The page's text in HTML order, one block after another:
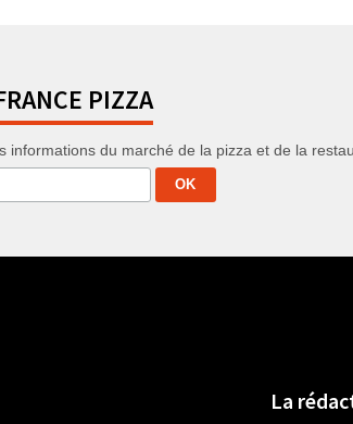
PIZZA
du marché de la pizza et de la
La